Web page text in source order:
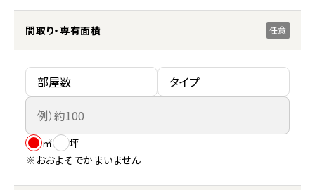
間取り・専有面積 任意
㎡
坪
※おおよそでかまいません